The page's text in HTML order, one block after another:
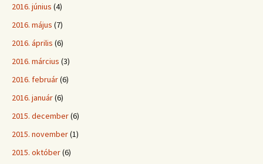
2016. június (4)
2016. május (7)
2016. április (6)
2016. március (3)
2016. február(6)
2016. január(6)
2015. december(6)
2015. november(1)
2015. október(6)